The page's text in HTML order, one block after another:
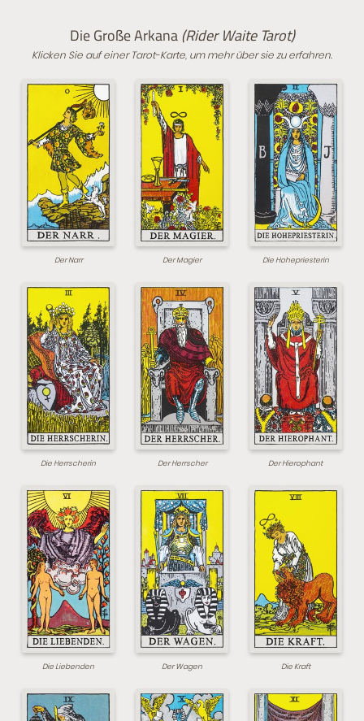
Die Große Arkana(Rider Waite Tarot)
Klicken Sie auf einer Tarot-Karte, um mehr über sie zu erfahren.
Der Narr Der Magier Die Hohepriesterin
Die Herrscherin Der Herrscher Der Hierophant
Die Liebenden Der Wagen Die Kraft